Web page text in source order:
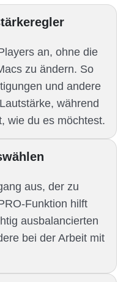
an, ohne die
zu ändern. So
und andere
während
wie du es möchtest.
aus, der zu
Funktion hilft
ausbalancierten
bei der Arbeit mit